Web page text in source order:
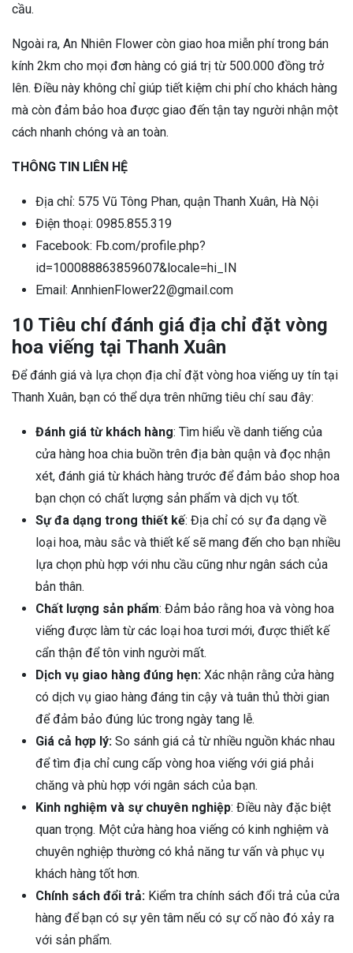
cầu.
Ngoài ra, An Nhiên Flower còn giao hoa miễn phí trong bán
kính 2km cho mọi đơn hàng có giá trị từ 500.000 đồng trở
lên. Điều này không chỉ giúp tiết kiệm chi phí cho khách hàng
mà còn đảm bảo hoa được giao đến tận tay người nhận một
cách nhanh chóng và an toàn.
THÔNG TIN LIÊN HỆ
Địa chỉ: 575 Vũ Tông Phan, quận Thanh Xuân, Hà Nội
Điện thoại: 0985.855.319
Facebook: Fb.com/profile.php?
id=100088863859607&locale=hi_IN
Email: AnnhienFlower22@gmail.com
10 Tiêu chí đánh giá địa chỉ đặt vòng
hoa viếng tại Thanh Xuân
Để đánh giá và lựa chọn địa chỉ đặt vòng hoa viếng uy tín tại
Thanh Xuân, bạn có thể dựa trên những tiêu chí sau đây:
Đánh giá từ khách hàng: Tìm hiểu về danh tiếng của
cửa hàng hoa chia buồn trên địa bàn quận và đọc nhận
xét, đánh giá từ khách hàng trước để đảm bảo shop hoa
bạn chọn có chất lượng sản phẩm và dịch vụ tốt.
Sự đa dạng trong thiết kế: Địa chỉ có sự đa dạng về
loại hoa, màu sắc và thiết kế sẽ mang đến cho bạn nhiều
lựa chọn phù hợp với nhu cầu cũng như ngân sách của
bản thân.
Chất lượng sản phẩm: Đảm bảo rằng hoa và vòng hoa
viếng được làm từ các loại hoa tươi mới, được thiết kế
cẩn thận để tôn vinh người mất.
Dịch vụ giao hàng đúng hẹn: Xác nhận rằng cửa hàng
có dịch vụ giao hàng đáng tin cậy và tuân thủ thời gian
để đảm bảo đúng lúc trong ngày tang lễ.
Giá cả hợp lý: So sánh giá cả từ nhiều nguồn khác nhau
để tìm địa chỉ cung cấp vòng hoa viếng với giá phải
chăng và phù hợp với ngân sách của bạn.
Kinh nghiệm và sự chuyên nghiệp: Điều này đặc biệt
quan trọng. Một cửa hàng hoa viếng có kinh nghiệm và
chuyên nghiệp thường có khả năng tư vấn và phục vụ
khách hàng tốt hơn.
Chính sách đổi trả: Kiểm tra chính sách đổi trả của cửa
hàng để bạn có sự yên tâm nếu có sự cố nào đó xảy ra
với sản phẩm.